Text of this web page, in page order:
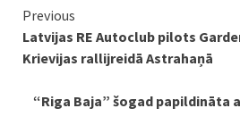
Continue
Reading
Previous
Latvijas RE Autoclub pilots
Krievijas rallijreidā Astrahaņā
“Riga Baja” šogad papildināta